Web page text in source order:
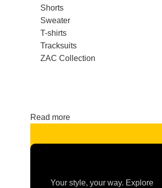
Shorts
Sweater
T-shirts
Tracksuits
ZAC Collection
Read more
Your style, your way. Explore